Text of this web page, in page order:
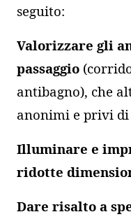
seguito:
Valorizzare gli
passaggio
antibagno), che
anonimi e privi
Illuminare e
ridotte
Dare risalto a